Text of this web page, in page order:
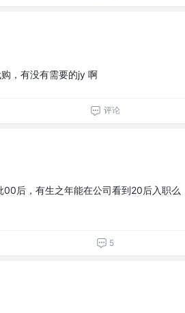
，有没有需要的jy 啊
评论
00后，有生之年能在公司看到20后入职么
5